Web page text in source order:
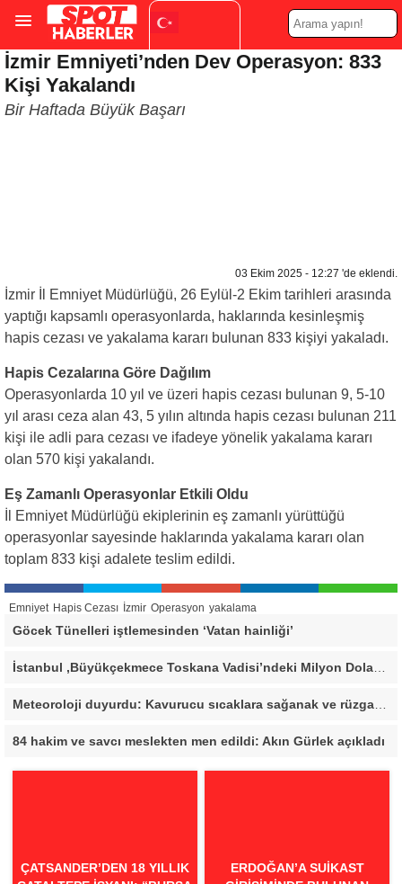
Turkish ▼
İzmir Emniyeti’nden Dev Operasyon: 833
Kişi Yakalandı
Bir Haftada Büyük Başarı
03 Ekim 2025 - 12:27 'de eklendi.
İzmir İl Emniyet Müdürlüğü, 26 Eylül-2 Ekim tarihleri arasında
yaptığı kapsamlı operasyonlarda, haklarında kesinleşmiş
hapis cezası ve yakalama kararı bulunan 833 kişiyi yakaladı.
Hapis Cezalarına Göre Dağılım
Operasyonlarda 10 yıl ve üzeri hapis cezası bulunan 9, 5-10
yıl arası ceza alan 43, 5 yılın altında hapis cezası bulunan 211
kişi ile adli para cezası ve ifadeye yönelik yakalama kararı
olan 570 kişi yakalandı.
Eş Zamanlı Operasyonlar Etkili Oldu
İl Emniyet Müdürlüğü ekiplerinin eş zamanlı yürüttüğü
operasyonlar sayesinde haklarında yakalama kararı olan
toplam 833 kişi adalete teslim edildi.
Emniyet Hapis Cezası İzmir Operasyon yakalama
Göcek Tünelleri iştlemesinden ‘Vatan hainliği’
İstanbul ,Büyükçekmece Toskana Vadisi’ndeki Milyon Dolarlık Villa İçin Savcılık Harekete Geçti! 138,40 Metrekarelik Kaçak Alan Tespit Edildi
Meteoroloji duyurdu: Kavurucu sıcaklara sağanak ve rüzgar arası
84 hakim ve savcı meslekten men edildi: Akın Gürlek açıkladı
ÇATSANDER’DEN 18 YILLIK
ERDOĞAN’A SUIKAST